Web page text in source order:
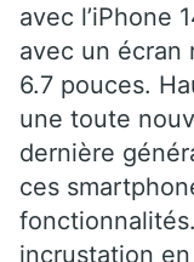
avec l’iPhone
avec un écran
6.7 pouces.
une toute
dernière
ces
incrustation